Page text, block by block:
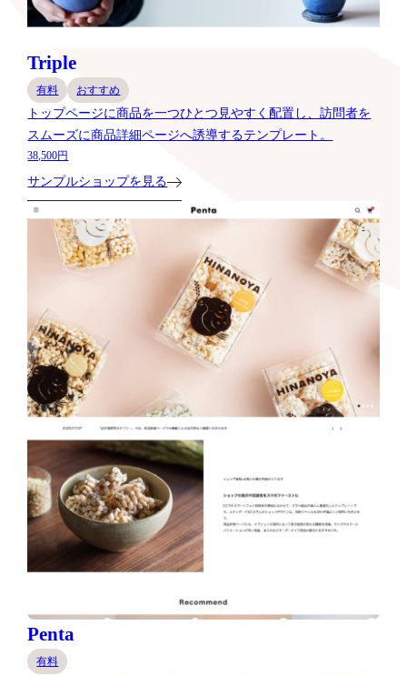
Triple
有料 おすすめ
トップページに商品を一つひとつ見やすく配置し、訪問者を
スムーズに商品詳細ページへ誘導するテンプレート。
38,500円
サンプルショップを見る
Penta
有料